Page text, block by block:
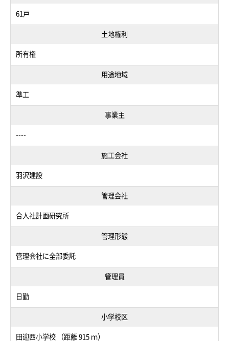
61戸
土地権利
所有権
用途地域
準工
事業主
----
施工会社
羽沢建設
管理会社
合人社計画研究所
管理形態
管理会社に全部委託
管理員
日勤
小学校区
田迎西小学校 （距離 915 ｍ）